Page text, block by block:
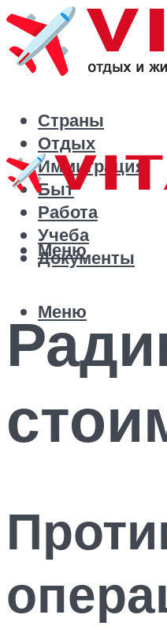
Страны
Отдых
Иммиграция
Быт
Работа
Учеба
Документы
Меню
Меню